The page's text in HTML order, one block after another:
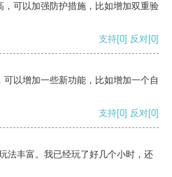
可以加强防护措施，比如增加双重验
支持[0] 反对[0]
以增加一些新功能，比如增加一个自
支持[0] 反对[0]
法丰富。我已经玩了好几个小时，还